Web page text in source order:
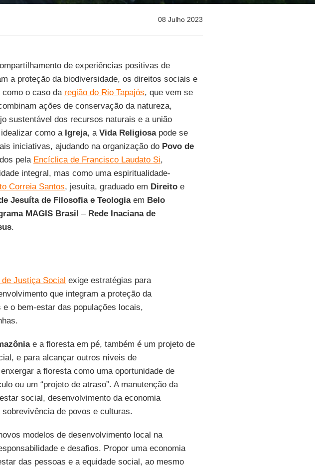
08 Julho 2023
de experiências positivas de
a proteção da biodiversidade, os direitos sociais e
o caso da região do Rio Tapajós, que vem se
ações de conservação da natureza,
sustentável dos recursos naturais e a união
como aIgreja, a Vida Religiosapode se
iniciativas, ajudando na organização do Povo de
pela Encíclica de Francisco Laudato Si,
integral, mas como uma espiritualidade-
Correia Santos, jesuíta, graduado em Direitoe
Jesuíta de Filosofia e Teologiaem Belo
MAGIS Brasil – Rede Inaciana de
.
de Justiça Social exige estratégias para
que integram a proteção da
o bem-estar das populações locais,
e a floresta em pé, também é um projeto de
e para alcançar outros níveis de
a floresta como uma oportunidade de
ou um “projeto de atraso”. A manutenção da
social, desenvolvimento da economia
de povos e culturas.
modelos de desenvolvimento local na
e desafios. Propor uma economia
das pessoas e a equidade social, ao mesmo